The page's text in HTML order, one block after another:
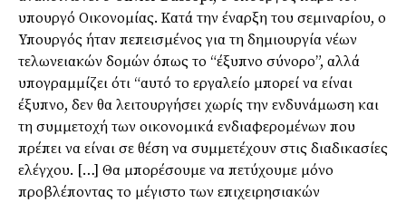
υπουργό Οικονομίας. Κατά την έναρξη του σεμιναρίου, ο
Υπουργός ήταν πεπεισμένος για τη δημιουργία νέων
τελωνειακών δομών όπως το “έξυπνο σύνορο”, αλλά
υπογραμμίζει ότι “αυτό το εργαλείο μπορεί να είναι
έξυπνο, δεν θα λειτουργήσει χωρίς την ενδυνάμωση και
τη συμμετοχή των οικονομικά ενδιαφερομένων που
πρέπει να είναι σε θέση να συμμετέχουν στις διαδικασίες
ελέγχου. […] Θα μπορέσουμε να πετύχουμε μόνο
προβλέποντας το μέγιστο των επιχειρησιακών